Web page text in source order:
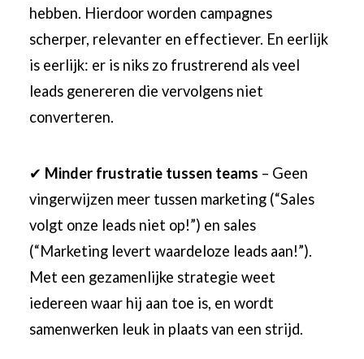
hebben. Hierdoor worden campagnes
scherper, relevanter en effectiever. En eerlijk
is eerlijk: er is niks zo frustrerend als veel
leads genereren die vervolgens niet
converteren.
✔ Minder frustratie tussen teams – Geen
vingerwijzen meer tussen marketing (“Sales
volgt onze leads niet op!”) en sales
(“Marketing levert waardeloze leads aan!”).
Met een gezamenlijke strategie weet
iedereen waar hij aan toe is, en wordt
samenwerken leuk in plaats van een strijd.